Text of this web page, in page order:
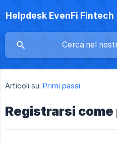
Helpdesk EvenFi Fintech
Articoli su: Primi passi
Registrarsi